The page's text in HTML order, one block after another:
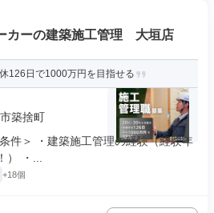
カーの建築施工管理 大垣店
126日で1000万円を目指せる
築捨町
件＞ ・建築施工管理の経験（経験年
・...
+18個